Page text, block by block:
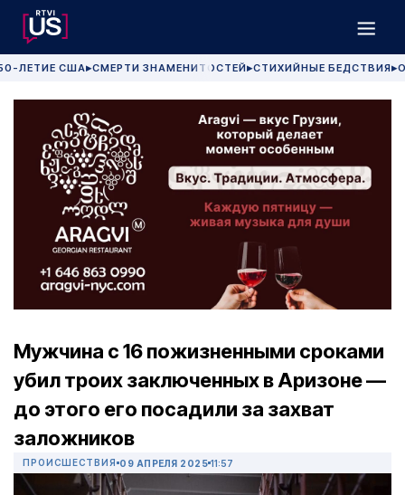
ЛЕТИЕ США▶СМЕРТИ ЗНАМЕНИТОСТЕЙ▶СТИХИЙНЫЕ БЕДСТВИЯ▶
Мужчина с 16 пожизненными сроками
убил троих заключенных в Аризоне —
до этого его посадили за захват
заложников
ПРОИСШЕСТВИЯ 09 АПРЕЛЯ 2025 11:57